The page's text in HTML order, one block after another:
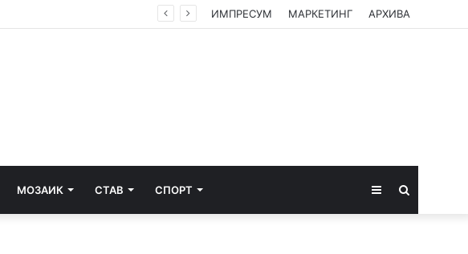
ИМПРЕСУМ МАРКЕТИНГ АРХИВА
МОЗАИК СТАВ СПОРТ Sidebar